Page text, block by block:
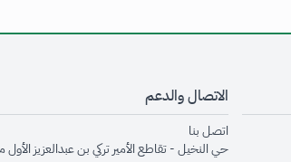
الاتصال والدعم
اتصل بنا
حي النخيل - تقاطع الأمير تركي بن عبدالعزيز الأول